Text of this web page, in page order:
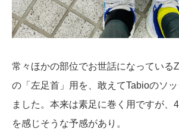
常々ほかの部位でお世話になっている
の「左足首」用を、敢えてTabioのソ
ました。本来は素足に巻く用ですが、
を感じそうな予感があり。